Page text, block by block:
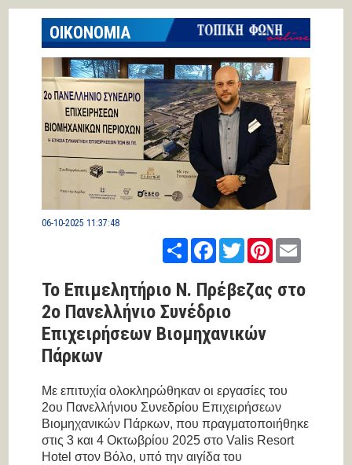
ΟΙΚΟΝΟΜΙΑ
06-10-2025 11:37:48
ShareFacebook
TwitterPinterestEmail
Το Επιμελητήριο Ν. Πρέβεζας στο
2ο Πανελλήνιο Συνέδριο
Επιχειρήσεων Βιομηχανικών
Πάρκων
Με επιτυχία ολοκληρώθηκαν οι εργασίες του
2ου Πανελλήνιου Συνεδρίου Επιχειρήσεων
Βιομηχανικών Πάρκων, που πραγματοποιήθηκε
στις 3 και 4 Οκτωβρίου 2025 στο Valis Resort
Hotel στον Βόλο, υπό την αιγίδα του